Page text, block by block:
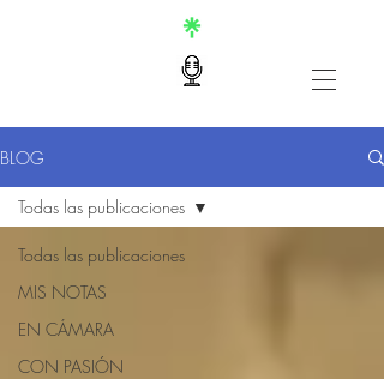
BLOG
Todas las publicaciones
MIS NOTAS
EN CÁMARA
CON PASIÓN
Todas las publicaciones